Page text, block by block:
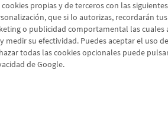
propias y de terceros con las
que si lo autorizas, recordarán
o publicidad comportamental las
su efectividad. Puedes aceptar el uso
todas las cookies opcionales puede
de Google.